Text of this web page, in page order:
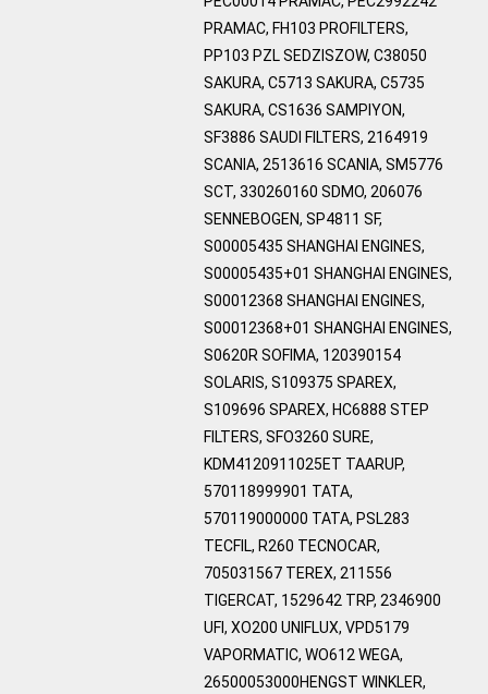
PRAMAC, FH103 PROFILTERS,
PP103 PZL SEDZISZOW, C38050
SAKURA, C5713 SAKURA, C5735
SAKURA, CS1636 SAMPIYON,
SF3886 SAUDI FILTERS, 2164919
SCANIA, 2513616 SCANIA, SM5776
SCT, 330260160 SDMO, 206076
SENNEBOGEN, SP4811 SF,
S00005435 SHANGHAI ENGINES,
S00005435+01 SHANGHAI ENGINES,
S00012368 SHANGHAI ENGINES,
S00012368+01 SHANGHAI ENGINES,
S0620R SOFIMA, 120390154
SOLARIS, S109375 SPAREX,
S109696 SPAREX, HC6888 STEP
FILTERS, SFO3260 SURE,
KDM4120911025ET TAARUP,
570118999901 TATA,
570119000000 TATA, PSL283
TECFIL, R260 TECNOCAR,
705031567 TEREX, 211556
TIGERCAT, 1529642 TRP, 2346900
UFI, XO200 UNIFLUX, VPD5179
VAPORMATIC, WO612 WEGA,
26500053000HENGST WINKLER,